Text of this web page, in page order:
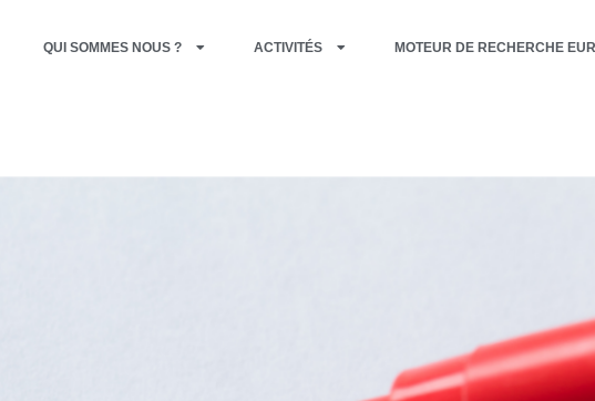
QUI SOMMES NOUS ? ACTIVITÉS MOTEUR DE RECHERCHE